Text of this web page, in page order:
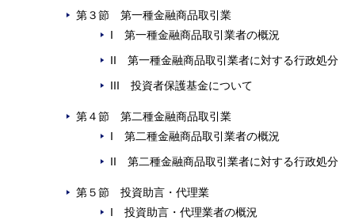
第３節 第一種金融商品取引業
I 第一種金融商品取引業者の概況
II 第一種金融商品取引業者に対する行政処分
III 投資者保護基金について
第４節 第二種金融商品取引業
I 第二種金融商品取引業者の概況
II 第二種金融商品取引業者に対する行政処分
第５節 投資助言・代理業
I 投資助言・代理業者の概況